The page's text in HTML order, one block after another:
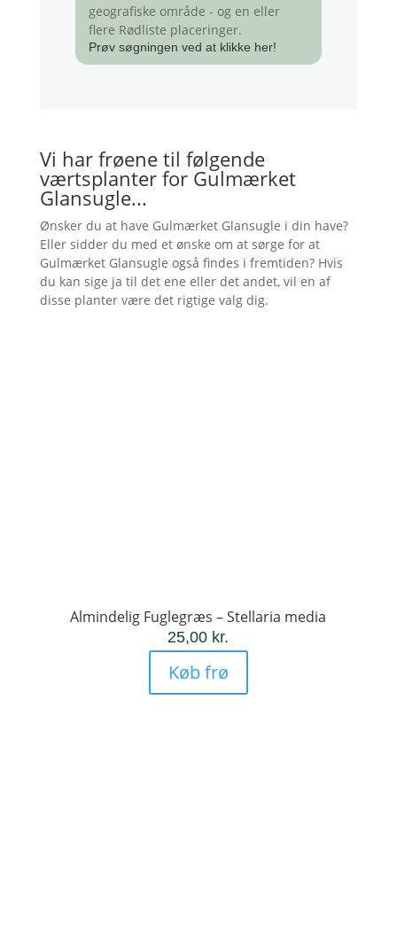
geografiske område - og en eller
flere Rødliste placeringer.
Prøv søgningen ved at klikke her!
Vi har frøene til følgende
værtsplanter for Gulmærket
Glansugle...
Ønsker du at have Gulmærket Glansugle i din have?
Eller sidder du med et ønske om at sørge for at
Gulmærket Glansugle også findes i fremtiden? Hvis
du kan sige ja til det ene eller det andet, vil en af
disse planter være det rigtige valg dig.
Almindelig Fuglegræs – Stellaria media
25,00 kr.
Køb frø